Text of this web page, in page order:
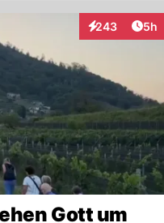
243
Interaktionen
5h
Gott um